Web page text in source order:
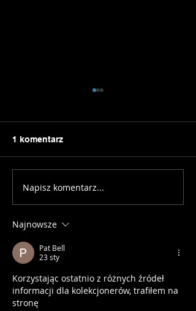
Mocny, szybki i… polski
- Ecobike RX500
1 komentarz
Napisz komentarz...
Najnowsze
Pat Bell
23 sty
Korzystając ostatnio z różnych źródeł
informacji dla kolekcjonerów, trafiłem na
stronę